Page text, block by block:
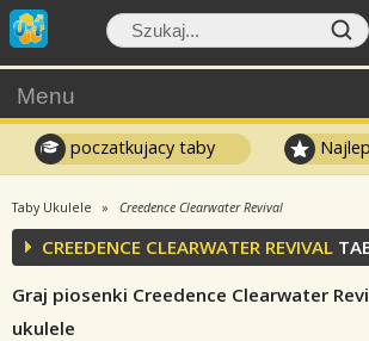
Menu
poczatkujacy taby
Taby Ukulele Creedence Clearwater Revival
CREEDENCE CLEARWATER REVIVAL
Graj piosenki Creedence Clearwater
ukulele